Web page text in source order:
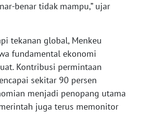
benar tidak mampu,” ujar
tekanan global, Menkeu
fundamental ekonomi
Kontribusi permintaan
sekitar 90 persen
menjadi penopang utama
juga terus memonitor